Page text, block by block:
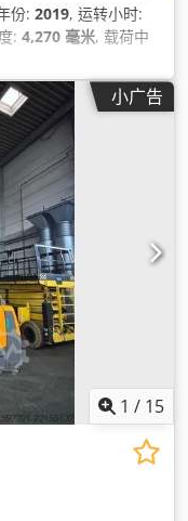
份: 2019, 运转小时:
: 4,270 毫米, 载荷中
1,200 毫米, 总重量:
小广告
1 / 15